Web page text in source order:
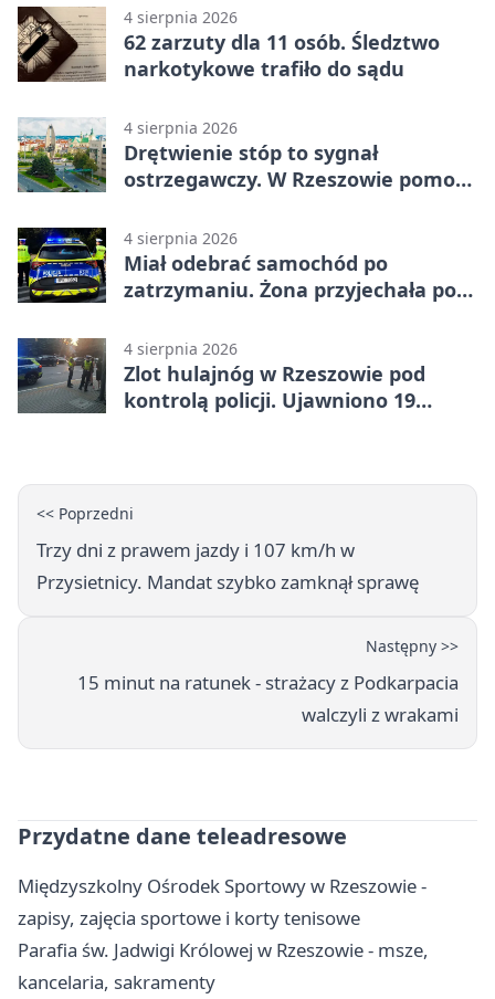
4 sierpnia 2026
62 zarzuty dla 11 osób. Śledztwo
narkotykowe trafiło do sądu
4 sierpnia 2026
Drętwienie stóp to sygnał
ostrzegawczy. W Rzeszowie pomoże
4 sierpnia 2026
Miał odebrać samochód po
zatrzymaniu. Żona przyjechała po
4 sierpnia 2026
Zlot hulajnóg w Rzeszowie pod
kontrolą policji. Ujawniono 19
<< Poprzedni
Trzy dni z prawem jazdy i 107 km/h w
Przysietnicy. Mandat szybko zamknął sprawę
Następny >>
15 minut na ratunek - strażacy z Podkarpacia
walczyli z wrakami
Przydatne dane teleadresowe
Międzyszkolny Ośrodek Sportowy w Rzeszowie -
zapisy, zajęcia sportowe i korty tenisowe
Parafia św. Jadwigi Królowej w Rzeszowie - msze,
kancelaria, sakramenty